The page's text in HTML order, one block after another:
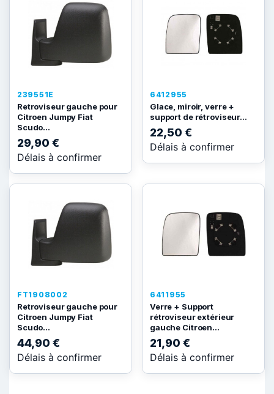
239551E
Retroviseur gauche pour
Citroen Jumpy Fiat
Scudo...
29,90 €
Délais à confirmer
6412955
Glace, miroir, verre +
support de rétroviseur...
22,50 €
Délais à confirmer
FT1908002
Retroviseur gauche pour
Citroen Jumpy Fiat
Scudo...
44,90 €
Délais à confirmer
6411955
Verre + Support
rétroviseur extérieur
gauche Citroen...
21,90 €
Délais à confirmer